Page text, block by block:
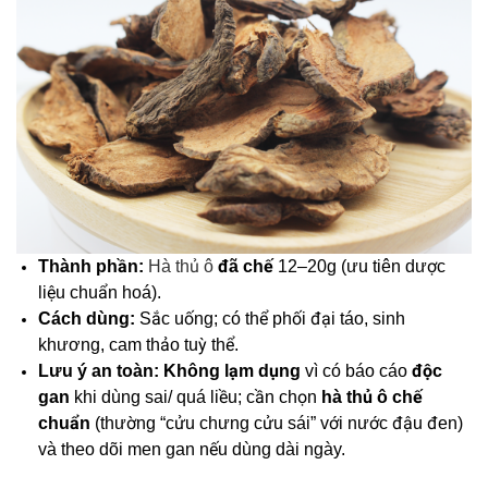
Thành phần: Hà thủ ô đã chế 12–20g (ưu tiên dược
liệu chuẩn hoá).
Cách dùng: Sắc uống; có thể phối đại táo, sinh
khương, cam thảo tuỳ thể.
Lưu ý an toàn: Không lạm dụng vì có báo cáo độc
gan khi dùng sai/ quá liều; cần chọn hà thủ ô chế
chuẩn (thường “cửu chưng cửu sái” với nước đậu đen)
và theo dõi men gan nếu dùng dài ngày.